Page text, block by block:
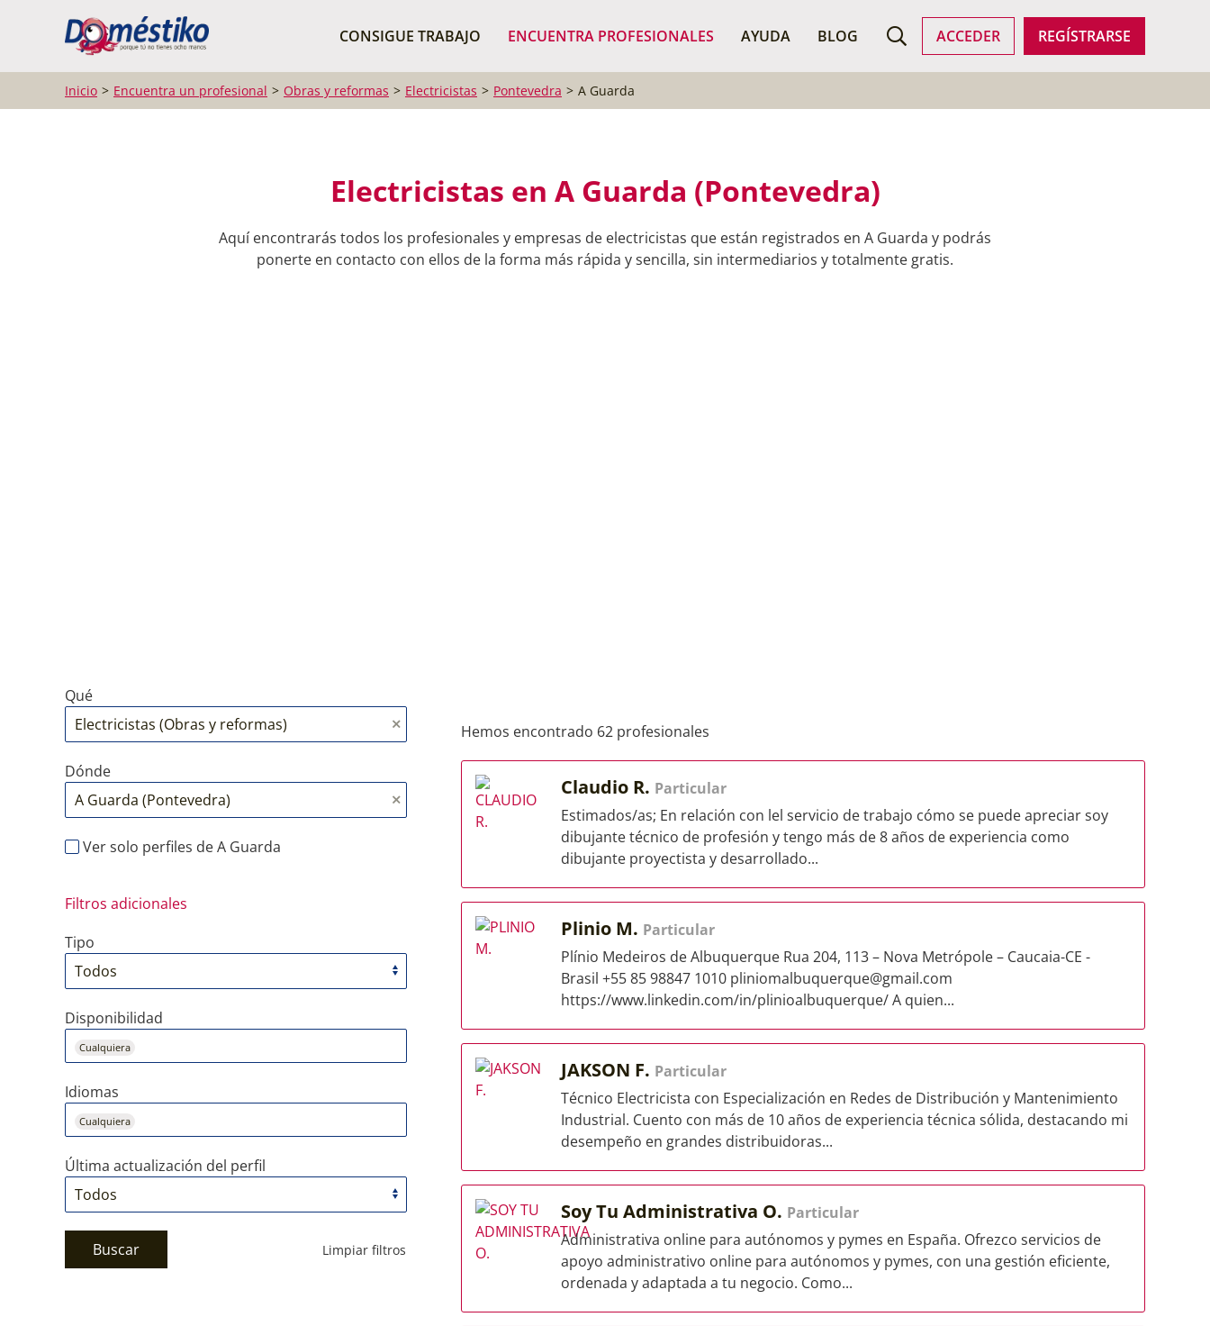
CONSIGUE TRABAJO ENCUENTRA PROFESIONALES AYUDA BLOG ACCEDER REGÍSTRARSE
BUSCAR PROFESIONALES
Inicio Encuentra un profesional Obras y reformas Electricistas Pontevedra A Guarda
Electricistas en A Guarda (Pontevedra)
Aquí encontrarás todos los profesionales y empresas de electricistas que están registrados en A Guarda y podrás
ponerte en contacto con ellos de la forma más rápida y sencilla, sin intermediarios y totalmente gratis.
Qué
Dónde
Ver solo perfiles de A Guarda
Filtros adicionales
Tipo
Disponibilidad
Cualquiera
Idiomas
Cualquiera
Última actualización del perfil
Buscar Limpiar filtros
Hemos encontrado 62 profesionales
Claudio R. Particular
Estimados/as; En relación con lel servicio de trabajo cómo se puede apreciar soy
dibujante técnico de profesión y tengo más de 8 años de experiencia como
dibujante proyectista y desarrollado...
Plinio M. Particular
Plínio Medeiros de Albuquerque Rua 204, 113 – Nova Metrópole – Caucaia-CE -
Brasil +55 85 98847 1010 pliniomalbuquerque@gmail.com
https://www.linkedin.com/in/plinioalbuquerque/ A quien...
JAKSON F. Particular
Técnico Electricista con Especialización en Redes de Distribución y Mantenimiento
Industrial. Cuento con más de 10 años de experiencia técnica sólida, destacando mi
desempeño en grandes distribuidoras...
Soy Tu Administrativa O. Particular
Administrativa online para autónomos y pymes en España. Ofrezco servicios de
apoyo administrativo online para autónomos y pymes, con una gestión eficiente,
ordenada y adaptada a tu negocio. Como...